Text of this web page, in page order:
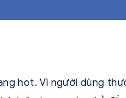
hot. Vì người dùng